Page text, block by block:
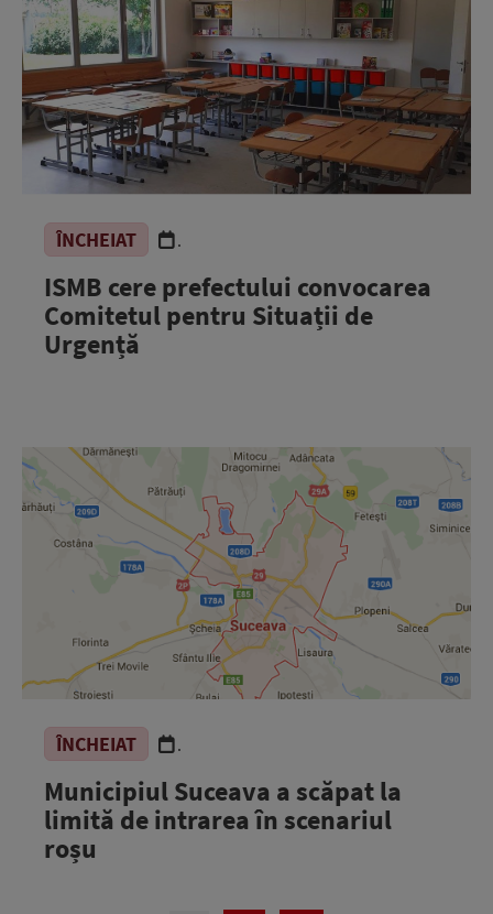
ÎNCHEIAT .
ISMB cere prefectului convocarea
Comitetul pentru Situații de
Urgență
ÎNCHEIAT .
Municipiul Suceava a scăpat la
limită de intrarea în scenariul
roșu